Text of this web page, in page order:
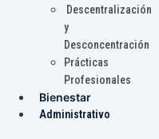
Descentralización
y
Desconcentración
Prácticas
Profesionales
Bienestar
Administrativo